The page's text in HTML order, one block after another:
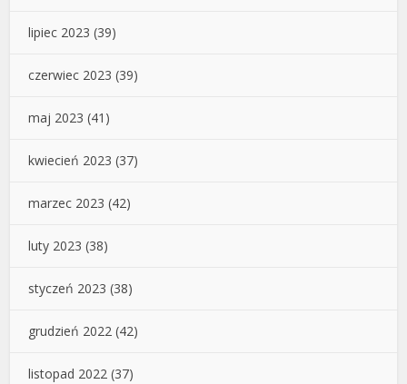
lipiec 2023 (39)
czerwiec 2023 (39)
maj 2023 (41)
kwiecień 2023 (37)
marzec 2023 (42)
luty 2023 (38)
styczeń 2023 (38)
grudzień 2022 (42)
listopad 2022 (37)